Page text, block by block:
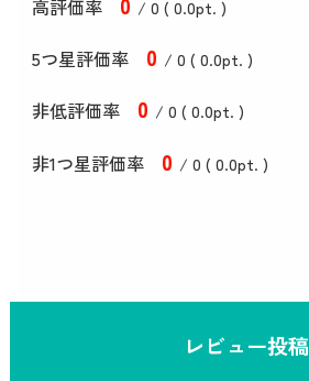
高評価率 / 0 ( 0.0pt. )
5つ星評価率 0 / 0 ( 0.0pt. )
非低評価率 0 / 0 ( 0.0pt. )
非1つ星評価率 0 / 0 ( 0.0pt. )
レビュー投稿